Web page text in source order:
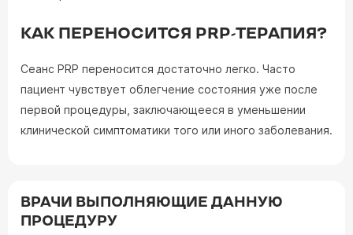
КАК ПЕРЕНОСИТСЯ PRP-ТЕРАПИЯ?
Сеанс PRP переносится достаточно легко. Часто
пациент чувствует облегчение состояния уже после
первой процедуры, заключающееся в уменьшении
клинической симптоматики того или иного заболевания.
ВРАЧИ ВЫПОЛНЯЮЩИЕ ДАННУЮ
ПРОЦЕДУРУ